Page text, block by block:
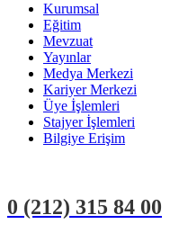
Kurumsal
Eğitim
Mevzuat
Yayınlar
Medya Merkezi
Kariyer Merkezi
Üye İşlemleri
Stajyer İşlemleri
Bilgiye Erişim
0 (212) 315 84 00